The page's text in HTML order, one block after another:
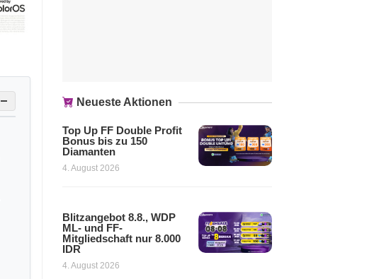
− Neueste Aktionen
Top Up FF Double Profit
Bonus bis zu 150
Diamanten
4. August 2026
Blitzangebot 8.8., WDP
ML- und FF-
Mitgliedschaft nur 8.000
IDR
4. August 2026